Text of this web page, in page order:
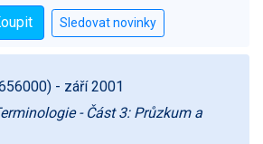
- září 2001
- Část 3: Průzkum a